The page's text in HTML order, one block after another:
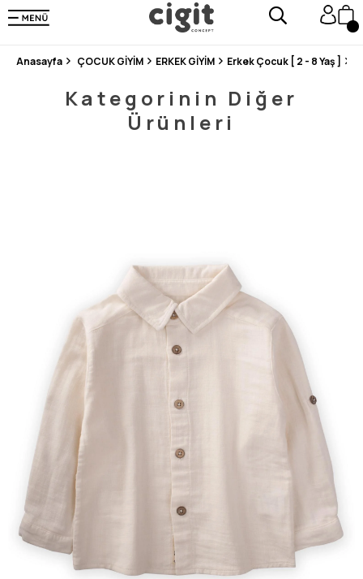
250.000'DEN FAZLA DEĞERLENDİRMEDE 5 ÜZERİNDEN 4.8 PUAN ALDI ⭐⭐⭐⭐⭐
3 MİLYONDAN FAZLA MUTLU MÜŞTERİ ❤️ 10 MİLYON ÜRÜN
Anasayfa ÇOCUK GİYİM ERKEK GİYİM Erkek Çocuk [ 2 - 8 Yaş ]
Kategorinin Diğer
Ürünleri